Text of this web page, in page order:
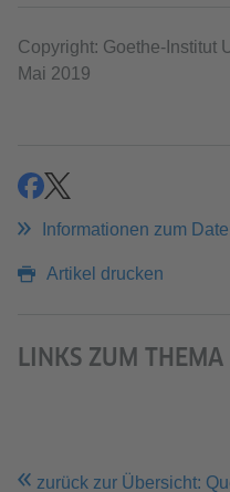
Copyright: Goethe-Institut
Mai 2019
teilenteilen
Informationen zum
Artikel drucken
LINKS ZUM THEMA
zurück zur Übersicht: